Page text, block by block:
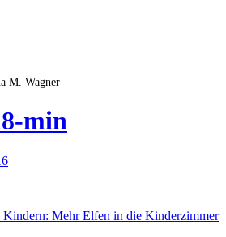
M. Wagner
min
Kindern: Mehr Elfen in die Kinderzimmer